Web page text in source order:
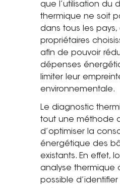
Syndic / Régie
Architecte
Demander un devis
Tel. 04 82 29 21 82
Contact
Avis clients
Recrutement
Actualités
que l’utilisation du
thermique ne soit
dans tous les
propriétaires
afin de pouvoir
dépenses
limiter leur
environnementale.
Le diagnostic
tout une méthode
d’optimiser la
énergétique des
existants. En effet,
analyse thermique
possible